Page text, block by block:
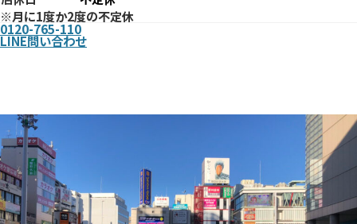
※月に1度か2度の不定休
0120-765-110
LINE問い合わせ